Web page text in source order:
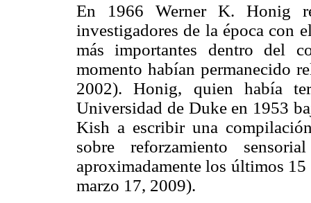
En 1966 Werner K. Honig
investigadores de la época con
más importantes dentro del
momento habían permanecido
2002). Honig, quien había
Universidad de Duke en 1953
Kish a escribir una
sobre reforzamiento
aproximadamente los últimos
marzo 17, 2009).